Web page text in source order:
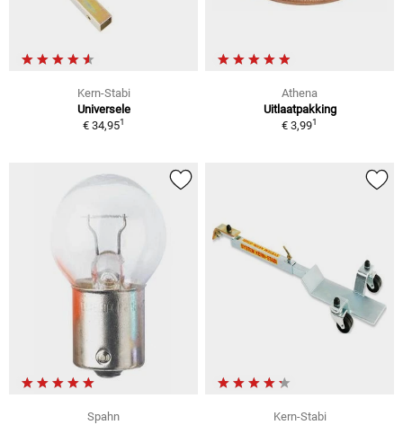
Kern-Stabi
Universele
€ 34,951
Athena
Uitlaatpakking
€ 3,991
Spahn
Kern-Stabi